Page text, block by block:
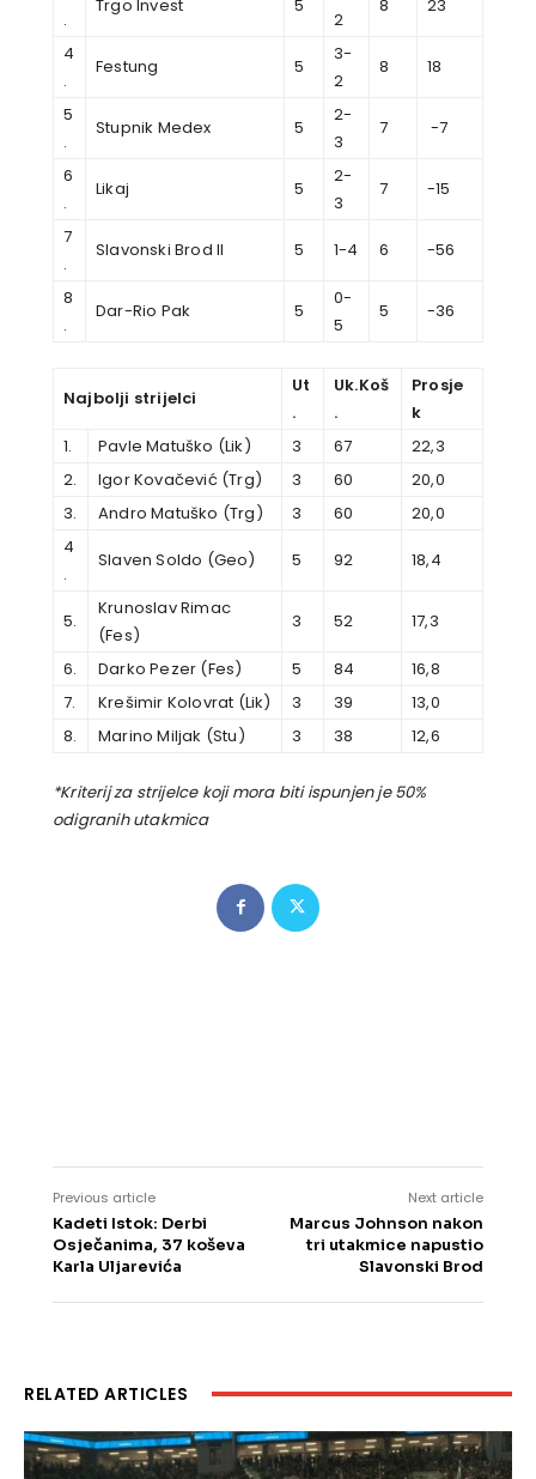
.
Trgo Invest 5
2
8 23
4
.
Festung 5
3-
2
8 18
5
.
Stupnik Medex 5
2-
3
7 -7
6
.
Likaj 5
2-
3
7 -15
7
.
Slavonski Brod II 5 1-4 6 -56
8
.
Dar-Rio Pak 5
0-
5
5 -36
Najbolji strijelci
Ut
.
Uk.Koš
.
Prosje
k
1.
Pavle Matuško (Lik) 3 67
22,3
2.
Igor Kovačević (Trg) 3 60
20,0
3.
Andro Matuško (Trg) 3 60
20,0
4
.
Slaven Soldo (Geo) 5 92 18,4
5.
Krunoslav Rimac
(Fes)
3 52 17,3
6. Darko Pezer (Fes) 5 84
16,8
7.
Krešimir Kolovrat (Lik) 3 39
13,0
8.
Marino Miljak (Stu) 3 38 12,6
*Kriterij za strijelce koji mora biti ispunjen je 50%
odigranih utakmica
Previous article
Kadeti Istok: Derbi
Osječanima, 37 koševa
Karla Uljarevića
Next article
Marcus Johnson nakon
tri utakmice napustio
Slavonski Brod
RELATED ARTICLES